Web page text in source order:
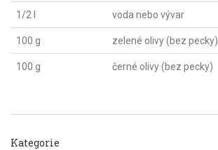
1/2 l voda nebo vývar
100 g zelené olivy (bez pecky)
100 g černé olivy (bez pecky)
Kategorie